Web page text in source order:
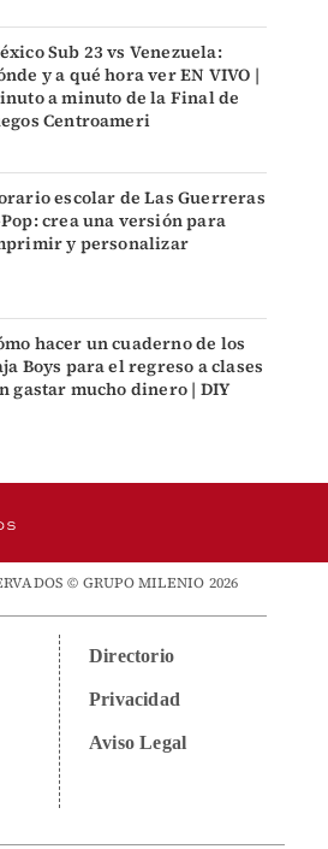
Sub 23 vs Venezuela:
y a qué hora ver EN VIVO |
a minuto de la Final de
Centroameri
escolar de Las Guerreras
crea una versión para
y personalizar
hacer un cuaderno de los
Boys para el regreso a clases
gastar mucho dinero | DIY
© GRUPO MILENIO 2026
Directorio
Privacidad
Aviso Legal